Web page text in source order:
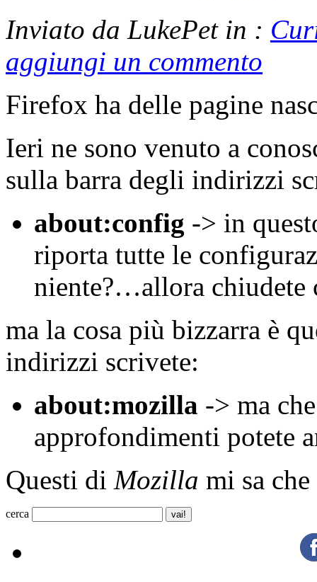
Inviato da LukePet in :
aggiungi un commento
Firefox ha delle pagine
Ieri ne sono venuto a
sulla barra degli indirizzi
about:config -> in
riporta tutte le
niente?…allora chiudete
ma la cosa più bizzarra è
indirizzi scrivete:
about:mozilla -> ma
approfondimenti potete
Questi di Mozilla mi sa
cerca